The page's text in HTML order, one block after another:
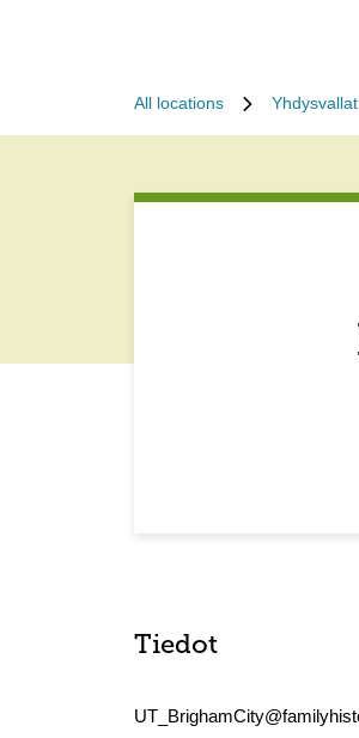
All locations Yhdysvallat
Tiedot